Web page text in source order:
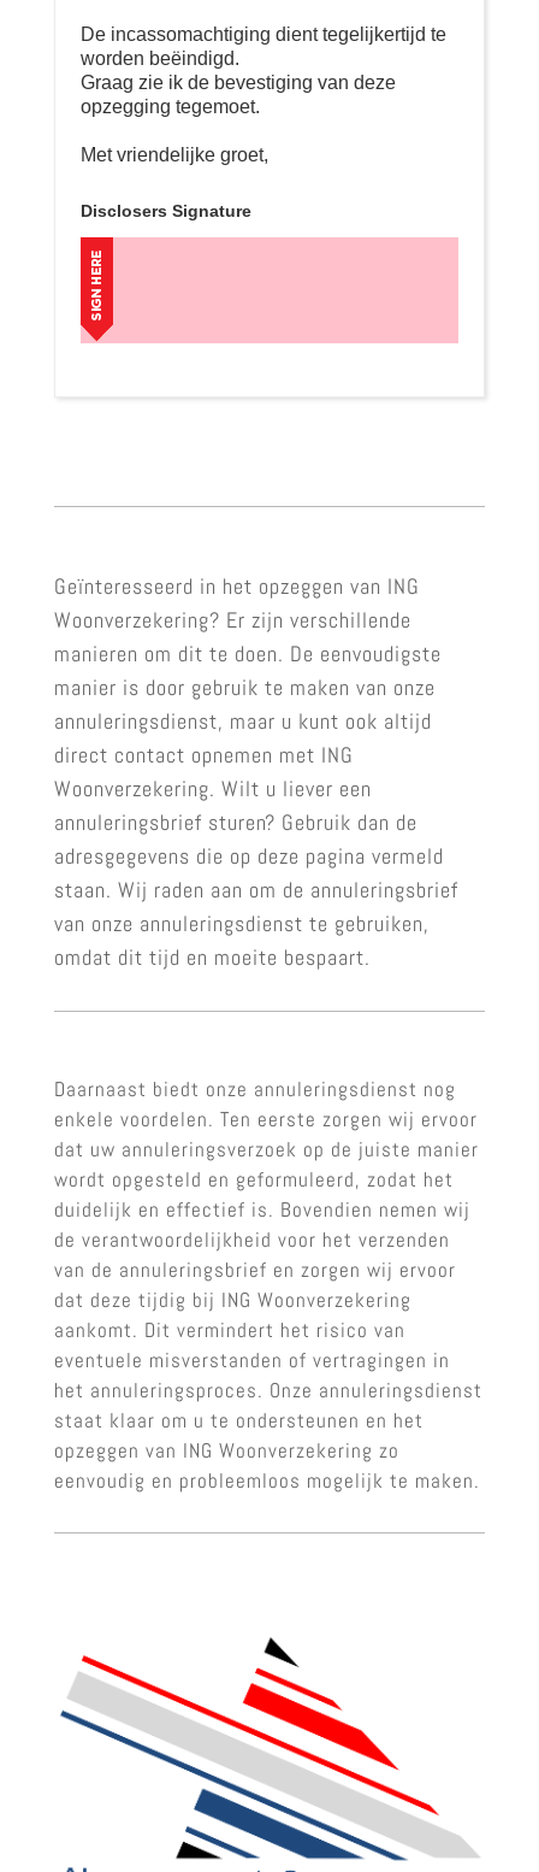
De incassomachtiging dient tegelijkertijd te
worden beëindigd.
Graag zie ik de bevestiging van deze
opzegging tegemoet.
Met vriendelijke groet,
Disclosers Signature
Geïnteresseerd in het opzeggen van ING
Woonverzekering? Er zijn verschillende
manieren om dit te doen. De eenvoudigste
manier is door gebruik te maken van onze
annuleringsdienst, maar u kunt ook altijd
direct contact opnemen met ING
Woonverzekering. Wilt u liever een
annuleringsbrief sturen? Gebruik dan de
adresgegevens die op deze pagina vermeld
staan. Wij raden aan om de annuleringsbrief
van onze annuleringsdienst te gebruiken,
omdat dit tijd en moeite bespaart.
Daarnaast biedt onze annuleringsdienst nog
enkele voordelen. Ten eerste zorgen wij ervoor
dat uw annuleringsverzoek op de juiste manier
wordt opgesteld en geformuleerd, zodat het
duidelijk en effectief is. Bovendien nemen wij
de verantwoordelijkheid voor het verzenden
van de annuleringsbrief en zorgen wij ervoor
dat deze tijdig bij ING Woonverzekering
aankomt. Dit vermindert het risico van
eventuele misverstanden of vertragingen in
het annuleringsproces. Onze annuleringsdienst
staat klaar om u te ondersteunen en het
opzeggen van ING Woonverzekering zo
eenvoudig en probleemloos mogelijk te maken.